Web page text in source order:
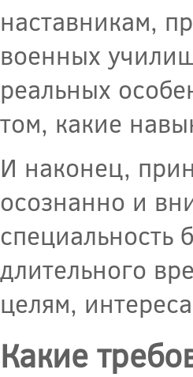
наставникам,
военных
реальных
том, какие
И наконец,
осознанно и
специальность
длительного
целям,
Какие